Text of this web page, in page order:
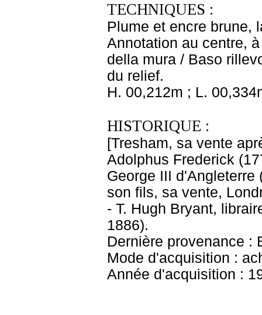
TECHNIQUES :
Plume et encre brune,
Annotation au centre,
della mura / Baso
du relief.
H. 00,212m ; L.
HISTORIQUE :
[Tresham, sa vente
Adolphus Frederick
George III d'Angleterre
son fils, sa vente,
- T. Hugh Bryant,
1886).
Dernière provenance :
Mode d'acquisition :
Année d'acquisition :